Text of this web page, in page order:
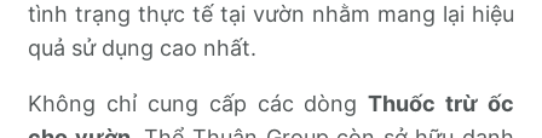
tình trạng thực tế tại vườn nhằm mang lại hiệu
quả sử dụng cao nhất.
Không chỉ cung cấp các dòngThuốc trừ ốc